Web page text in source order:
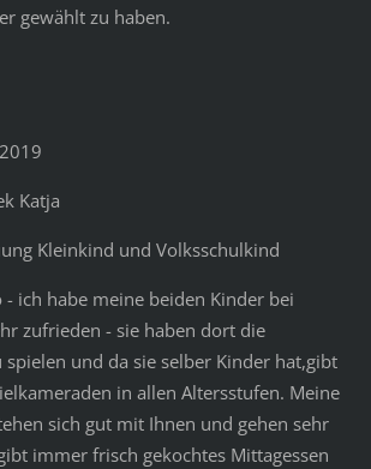
gewählt zu haben.
Katja
Kleinkind und Volksschulkind
ich habe meine beiden Kinder bei
zufrieden - sie haben dort die
und da sie selber Kinder hat,gibt
in allen Altersstufen. Meine
sich gut mit Ihnen und gehen sehr
immer frisch gekochtes Mittagessen